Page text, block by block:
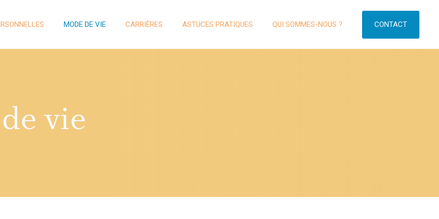
MODE DE VIE CARRIÈRES ASTUCES PRATIQUES QUI SOMMES-NOUS ? CONTACT
vie